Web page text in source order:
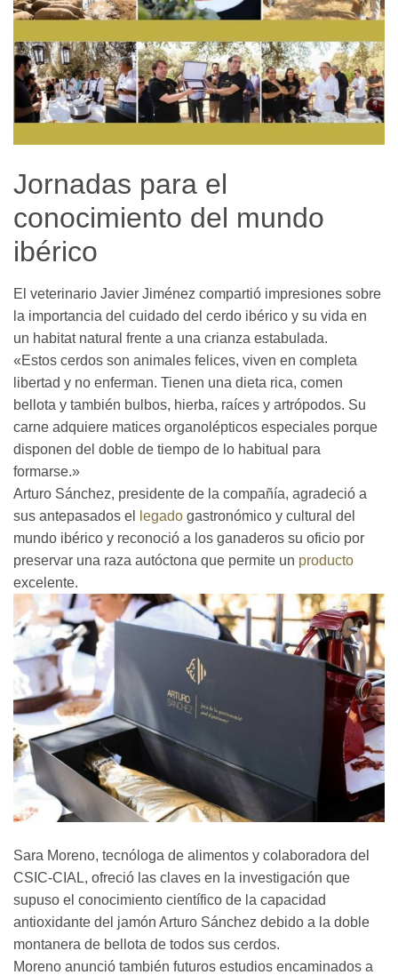
Jornadas para el
conocimiento del mundo
ibérico
El veterinario Javier Jiménez compartió impresiones sobre
la importancia del cuidado del cerdo ibérico y su vida en
un habitat natural frente a una crianza estabulada.
«Estos cerdos son animales felices, viven en completa
libertad y no enferman. Tienen una dieta rica, comen
bellota y también bulbos, hierba, raíces y artrópodos. Su
carne adquiere matices organolépticos especiales porque
disponen del doble de tiempo de lo habitual para
formarse.»
Arturo Sánchez, presidente de la compañía, agradeció a
sus antepasados el
legado gastronómico y cultural del
mundo ibérico y reconoció a los ganaderos su oficio por
preservar una raza autóctona que permite un producto
excelente.
Sara Moreno, tecnóloga de alimentos y colaboradora del
CSIC-CIAL, ofreció las claves en la investigación que
supuso el conocimiento científico de la capacidad
antioxidante del jamón Arturo Sánchez debido a la doble
montanera de bellota de todos sus cerdos.
Moreno anunció también futuros estudios encaminados a